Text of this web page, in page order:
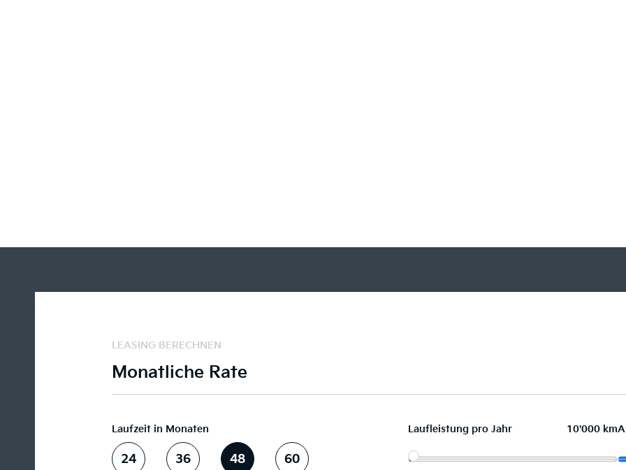
LEASING BERECHNEN
Monatliche Rate
Laufzeit in Monaten
24 36 48 60
Laufleistung pro Jahr 10'000 km